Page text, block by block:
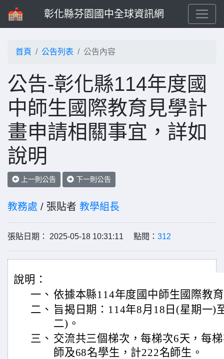
彰化縣芬園國中全球資訊網
首頁 公告列表 公告內容
公告-彰化縣114年度國
中師生國際教育見學計
畫申請相關事宜，詳如
說明
上一則公告 下一則公告
教務處 / 張貼者 教學組長
張貼日期： 2025-05-18 10:31:11 點閱： 312
說明：
一、 依據本縣114年度國中師生國際教
二、 旨揭日期：114年8月18日(星期一)
二)。
三、 交流共三個梯次，每梯次6天，每
師及68名學生，計222名師生。